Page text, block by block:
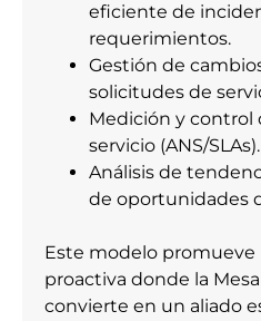
eficiente de
requerimientos.
Gestión de
solicitudes de
Medición y control
servicio (ANS/SLAs).
Análisis de
de oportunidades
Este modelo promueve
proactiva donde la
convierte en un aliado